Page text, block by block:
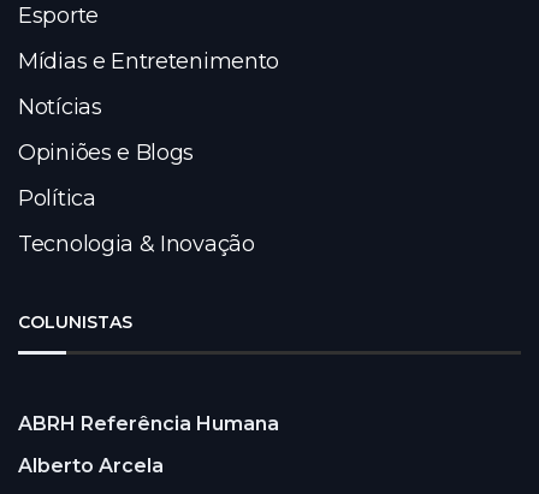
Esporte
Mídias e Entretenimento
Notícias
Opiniões e Blogs
Política
Tecnologia & Inovação
COLUNISTAS
ABRH Referência Humana
Alberto Arcela